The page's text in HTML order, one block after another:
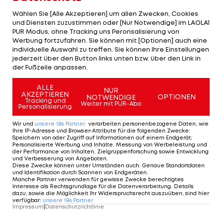
Minuten später legt Isak Dybvik Maatta nach. Der
eingewechselte Ognjen Mimovic kann noch den
Anschlusstreffer erzielen (75.).
AuchSlavia Prag läuft im Rückspiel einem
Rückstand hinterher. Die Tschechen müssen sich
auswärts dem
Jonathan David
(52.) und Edon Zhegrova (77.)
erzielen die Tore für die Franzosen. Slavia
bekommt wegen Handspiels und Abseits gleich
zwei Tore vom VAR aberkannt.
Hier siehst du Dynamo
Kiew vs. Salzburg im TV
Champions League
Wählen Sie [Alle Akzeptieren] um allen Zwecken, Cookies
und Diensten zuzustimmen oder [Nur Notwendige] im LAOLA1
PUR Modus, ohne Tracking uns Peronsalisierung von
Werbung fortzufahren. Sie können mit [Optionen] auch eine
individuelle Auswahl zu treffen. Sie können Ihre Einstellungen
jederzeit über den Button links unten bzw. über den Link in
der Fußzeile anpassen.
ALLE
AKZEPTIEREN
Tracking und
Personalisierung
NUR
NOTWENDIGE
Weiter mit PUR-Abo
OPTIONEN
Wir und unsere 186 Partner verarbeiten personenbezogene Daten, wie
Ihre IP-Adresse und Browser-Attribute für die folgenden Zwecke:
Speichern von oder Zugriff auf Informationen auf einem Endgerät;
Personalisierte Werbung und Inhalte, Messung von Werbeleistung und
der Performance von Inhalten, Zielgruppenforschung sowie Entwicklung
und Verbesserung von Angeboten
Diese Zwecke können unter Umständen auch: Genaue Standortdaten
und Identifikation durch Scannen von Endgeräten
Manche Partner verwenden für gewisse Zwecke berechtigtes
Interesse als Rechtsgrundlage für die Datenverarbeitung. Details
dazu, sowie die Möglichkeit Ihr Widerspruchsrecht auszuüben, sind hier
verfügbar: unsere 186 Partner
Impressum|Datenschutzrichtlinie